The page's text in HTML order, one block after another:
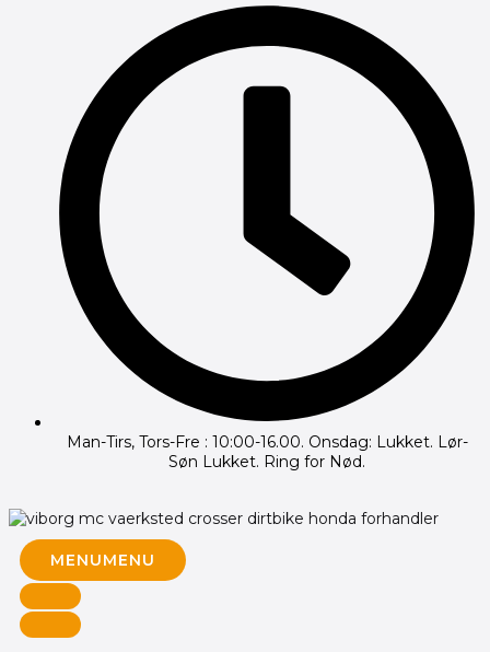
Man-Tirs, Tors-Fre : 10:00-16.00. Onsdag: Lukket. Lør-
Søn Lukket. Ring for Nød.
MENUMENU